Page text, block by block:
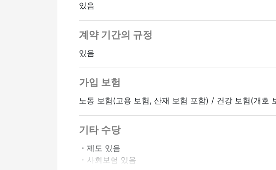
있음
계약 기간의 규정
있음
가입 보험
노동 보험(고용 보험, 산재 보험 포함) / 건강 보험(개호
기타 수당
・제도 있음
・사회보험 있음